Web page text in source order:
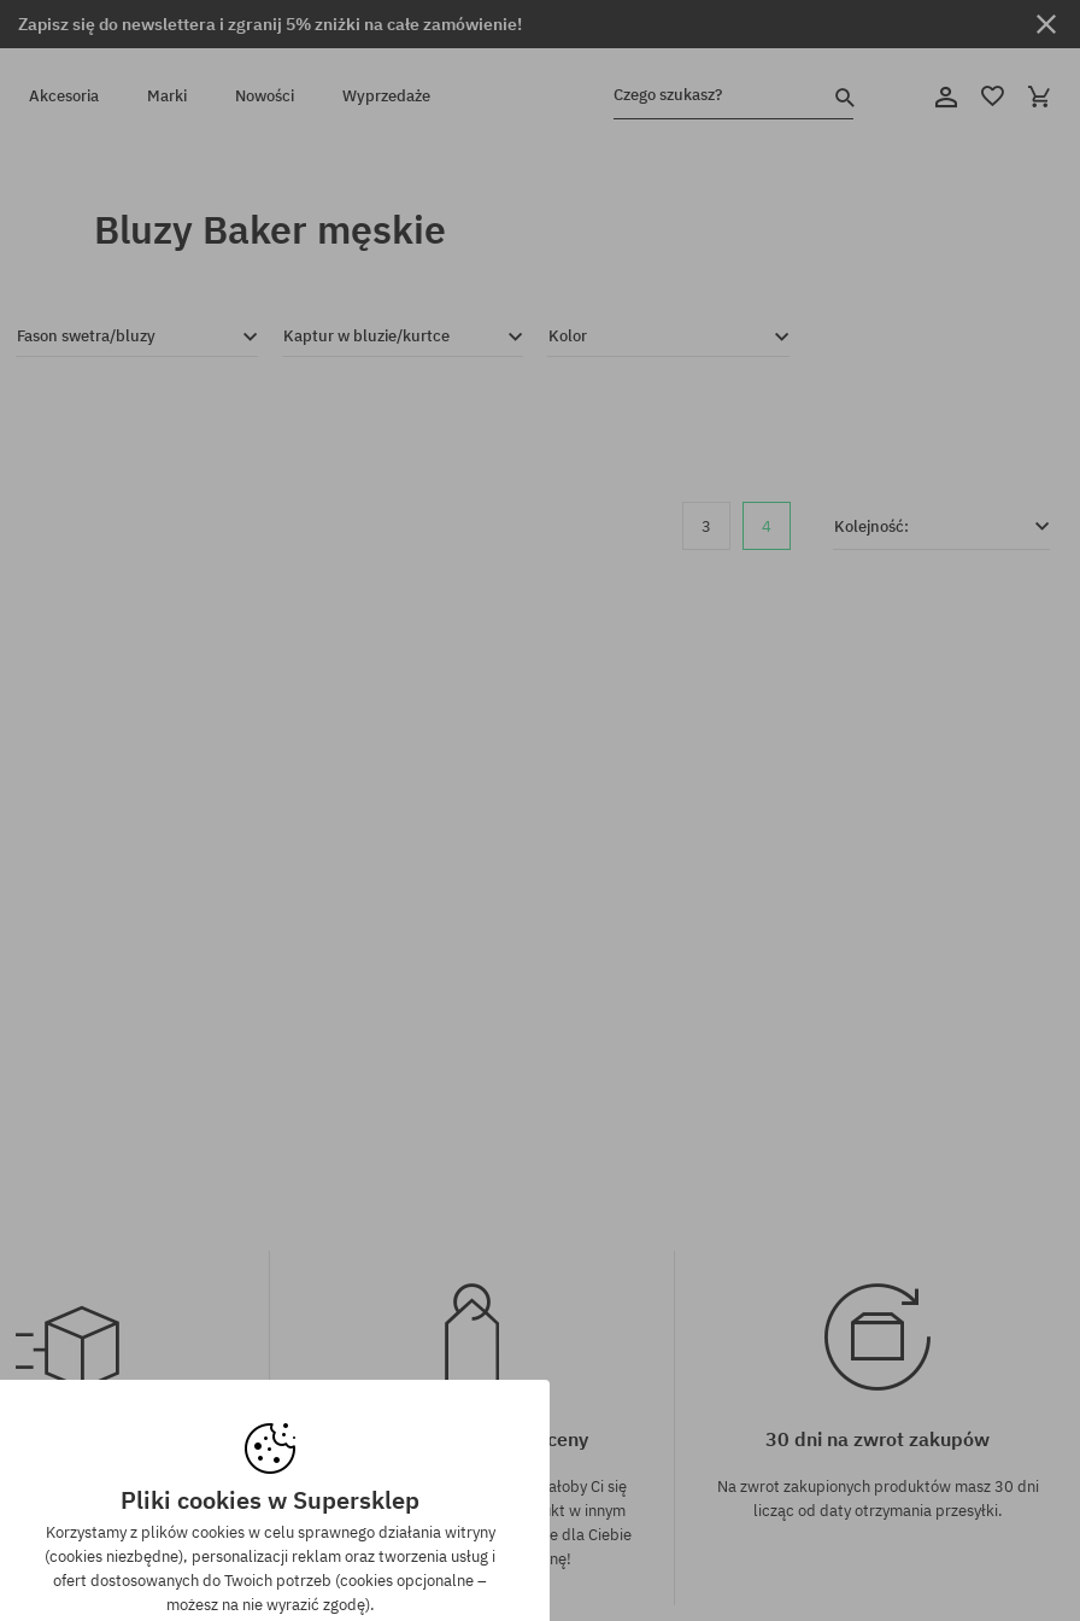
Zapisz się do newslettera i zgranij 5% zniżki na całe zamówienie!
Akcesoria Marki Nowości Wyprzedaże Czego szukasz?
Bluzy Baker męskie
Fason swetra/bluzy Kaptur w bluzie/kurtce Kolor
3 4 Kolejność:
zamówień powyżej 350 zł
GRATIS, niezależnie od
płatności i przewoźnika.
Gwarancja najniższej ceny
Mamy najlepsze ceny, ale jeśli udałoby Ci się
znaleźć dokładnie ten sam produkt w innym
sklepie, w niższej cenie - specjalnie dla Ciebie
również obniżymy jego cenę!
30 dni na zwrot zakupów
Na zwrot zakupionych produktów masz 30 dni
licząc od daty otrzymania przesyłki.
Pliki cookies w Supersklep
Korzystamy z plików cookies w celu sprawnego działania witryny
(cookies niezbędne), personalizacji reklam oraz tworzenia usług i
ofert dostosowanych do Twoich potrzeb (cookies opcjonalne –
możesz na nie wyrazić zgodę).